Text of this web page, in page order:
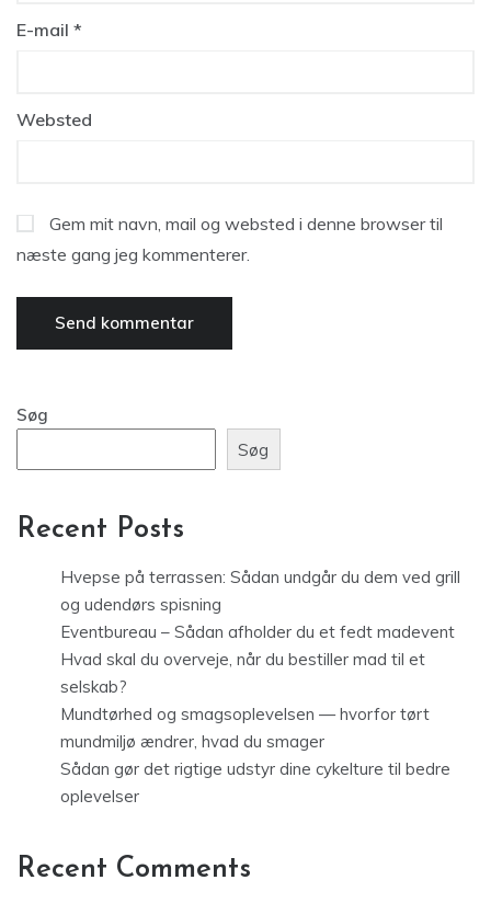
E-mail *
Websted
Gem mit navn, mail og websted i denne browser til
næste gang jeg kommenterer.
Søg
Søg
Recent Posts
Hvepse på terrassen: Sådan undgår du dem ved grill
og udendørs spisning
Eventbureau – Sådan afholder du et fedt madevent
Hvad skal du overveje, når du bestiller mad til et
selskab?
Mundtørhed og smagsoplevelsen — hvorfor tørt
mundmiljø ændrer, hvad du smager
Sådan gør det rigtige udstyr dine cykelture til bedre
oplevelser
Recent Comments